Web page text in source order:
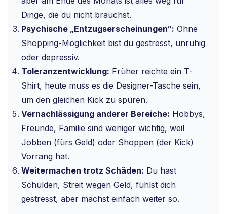
Dinge, die du nicht brauchst.
Psychische „Entzugserscheinungen“: Ohne
Shopping-Möglichkeit bist du gestresst, unruhig
oder depressiv.
Toleranzentwicklung: Früher reichte ein T-
Shirt, heute muss es die Designer-Tasche sein,
um den gleichen Kick zu spüren.
Vernachlässigung anderer Bereiche: Hobbys,
Freunde, Familie sind weniger wichtig, weil
Jobben (fürs Geld) oder Shoppen (der Kick)
Vorrang hat.
Weitermachen trotz Schäden: Du hast
Schulden, Streit wegen Geld, fühlst dich
gestresst, aber machst einfach weiter so.